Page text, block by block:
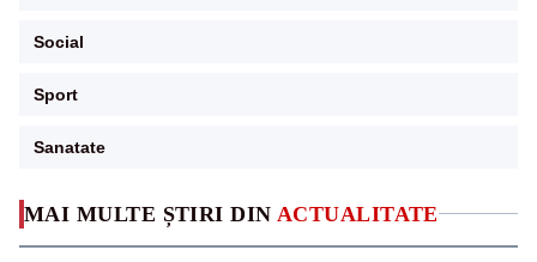
MAI MULTE ȘTIRI DIN ACTUALITATE
Social
Sport
Sanatate